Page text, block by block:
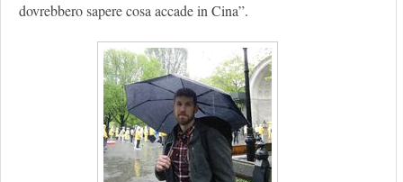
dovrebbero sapere cosa accade in Cina”.